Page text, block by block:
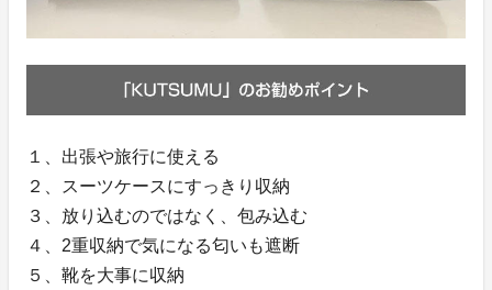
１、出張や旅行に使える
２、スーツケースにすっきり収納
３、放り込むのではなく、包み込む
４、2重収納で気になる匂いも遮断
５、靴を大事に収納